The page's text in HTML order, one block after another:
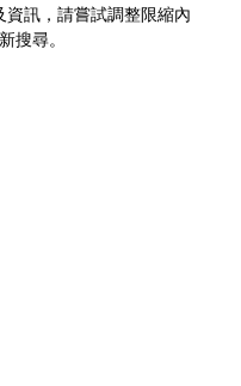
訊，請嘗試調整限縮內
搜尋。